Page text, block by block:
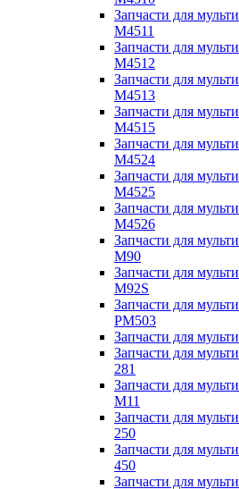
Запчасти для
M4511
Запчасти для
M4512
Запчасти для
M4513
Запчасти для
M4515
Запчасти для
M4524
Запчасти для
M4525
Запчасти для
M4526
Запчасти для
M90
Запчасти для
M92S
Запчасти для
PM503
Запчасти для
Запчасти для
281
Запчасти для
M11
Запчасти для
250
Запчасти для
450
Запчасти для